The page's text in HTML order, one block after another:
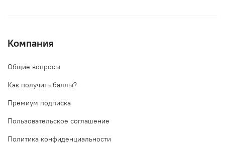
Компания
Общие вопросы
Как получить баллы?
Премиум подписка
Пользовательское соглашение
Политика конфиденциальности